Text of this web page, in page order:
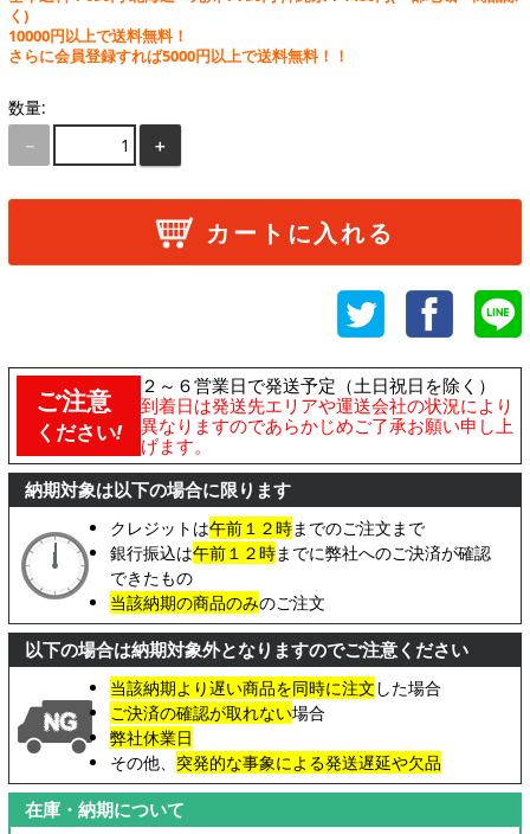
く)
10000円以上で送料無料！
さらに会員登録すれば5000円以上で送料無料！！
数量:
－
＋
カートに入れる
ご注意
ください!
２～６営業日で発送予定（土日祝日を除く）
到着日は発送先エリアや運送会社の状況により
異なりますのであらかじめご了承お願い申し上
げます。
納期対象は以下の場合に限ります
クレジットは午前１２時までのご注文まで
銀行振込は午前１２時までに弊社へのご決済が確認
できたもの
当該納期の商品のみのご注文
以下の場合は納期対象外となりますのでご注意ください
当該納期より遅い商品を同時に注文 した場合
ご決済の確認が取れない場合
弊社休業日
その他、 突発的な事象による発送遅延や欠品
在庫・納期について